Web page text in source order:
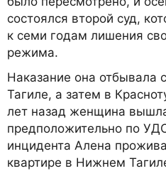
состоялся второй суд,
к семи годам лишения
режима.
Наказание она отбывала
Тагиле, а затем в
лет назад женщина
предположительно по
инцидента Алена
квартире в Нижнем